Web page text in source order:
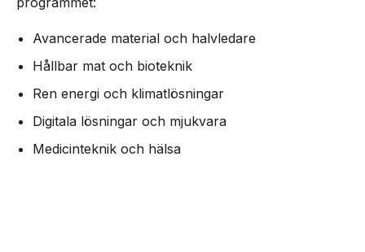
Avancerade material och halvledare
Hållbar mat och bioteknik
Ren energi och klimatlösningar
Digitala lösningar och mjukvara
Medicinteknik och hälsa